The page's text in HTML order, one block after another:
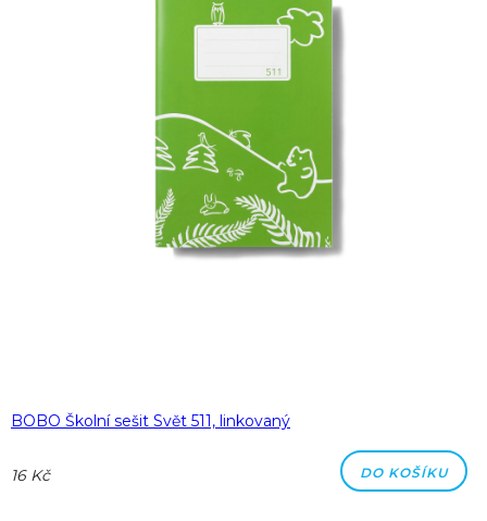
BOBO Školní sešit Svět 511, linkovaný
16 Kč DO KOŠÍKU